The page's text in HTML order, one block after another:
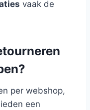
vaak de
per webshop,
een